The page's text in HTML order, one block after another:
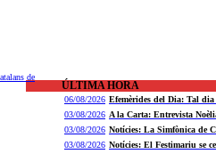
ÚLTIMA HORA
06/08/2026 Efemèrides del Dia: Tal
03/08/2026 A la Carta: Entrevista
03/08/2026 Notícies: La Simfònica de
03/08/2026 Notícies: El Festimariu se